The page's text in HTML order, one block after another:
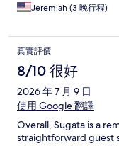
Jeremiah (3 晚行程)
真實評價
8/10 很好
2026 年 7 月 9 日
使用 Google 翻譯
Overall, Sugata is a
straightforward guest